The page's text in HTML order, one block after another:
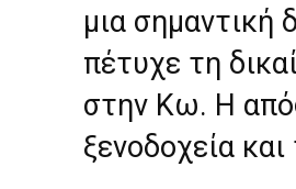
μια σημαντική
πέτυχε τη
στην Κω. Η
ξενοδοχεία